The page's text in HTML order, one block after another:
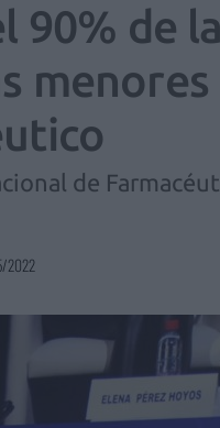
90% de
de
2022